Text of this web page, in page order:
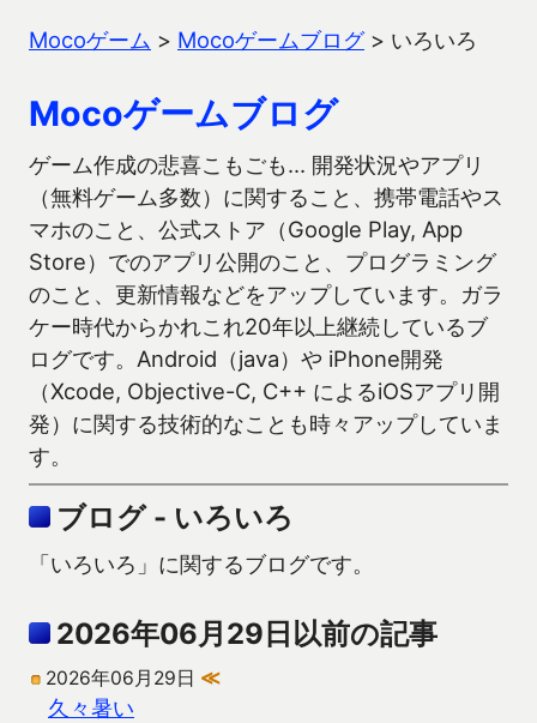
Mocoゲーム > Mocoゲームブログ> いろいろ
Mocoゲームブログ
ゲーム作成の悲喜こもごも… 開発状況やアプリ
（無料ゲーム多数）に関すること、携帯電話やス
マホのこと、公式ストア（Google Play, App
Store）でのアプリ公開のこと、プログラミング
のこと、更新情報などをアップしています。ガラ
ケー時代からかれこれ20年以上継続しているブ
ログです。Android（java）や iPhone開発
（Xcode, Objective-C, C++ によるiOSアプリ開
発）に関する技術的なことも時々アップしていま
す。
ブログ - いろいろ
「いろいろ」に関するブログです。
2026年06月29日以前の記事
2026年06月29日 ≪
久々暑い